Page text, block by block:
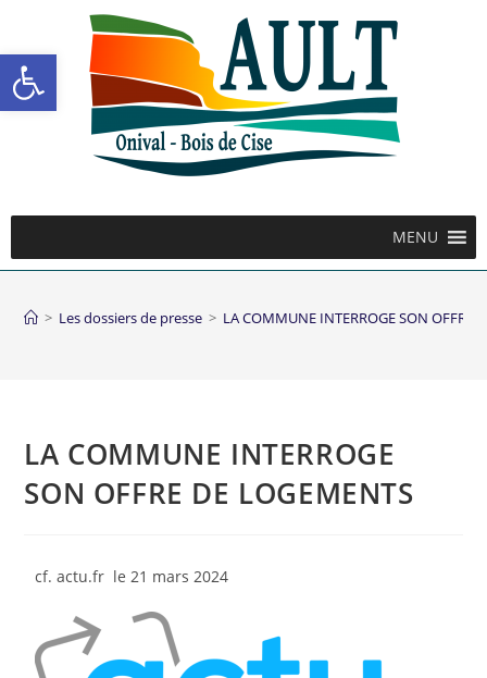
Ouvrir la barre d’outils
MENU
> Les dossiers de presse > LA COMMUNE INTERROGE SON OFFRE
LA COMMUNE INTERROGE
SON OFFRE DE LOGEMENTS
cf. actu.fr le 21 mars 2024